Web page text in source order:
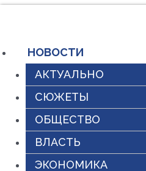
содержимому
НОВОСТИ
АКТУАЛЬНО
СЮЖЕТЫ
ОБЩЕСТВО
ВЛАСТЬ
ЭКОНОМИКА